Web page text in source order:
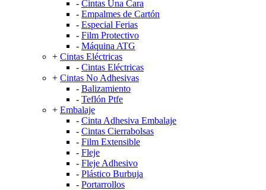
- Cintas Una Cara
- Empalmes de Cartón
- Especial Ferias
- Film Protectivo
- Máquina ATG
+ Cintas Eléctricas
- Cintas Eléctricas
+ Cintas No Adhesivas
- Balizamiento
- Teflón Ptfe
+ Embalaje
- Cinta Adhesiva Embalaje
- Cintas Cierrabolsas
- Film Extensible
- Fleje
- Fleje Adhesivo
- Plástico Burbuja
- Portarrollos